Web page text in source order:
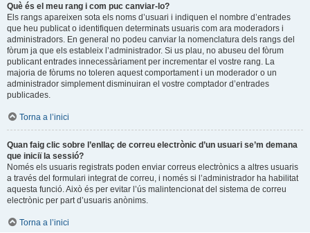
Què és el meu rang i com puc canviar-lo?
Els rangs apareixen sota els noms d’usuari i indiquen el nombre d’entrades
que heu publicat o identifiquen determinats usuaris com ara moderadors i
administradors. En general no podeu canviar la nomenclatura dels rangs del
fòrum ja que els estableix l’administrador. Si us plau, no abuseu del fòrum
publicant entrades innecessàriament per incrementar el vostre rang. La
majoria de fòrums no toleren aquest comportament i un moderador o un
administrador simplement disminuiran el vostre comptador d’entrades
publicades.
Torna a l’inici
Quan faig clic sobre l’enllaç de correu electrònic d’un usuari se’m demana
que iniciï la sessió?
Només els usuaris registrats poden enviar correus electrònics a altres usuaris
a través del formulari integrat de correu, i només si l’administrador ha habilitat
aquesta funció. Això és per evitar l’ús malintencionat del sistema de correu
electrònic per part d’usuaris anònims.
Torna a l’inici